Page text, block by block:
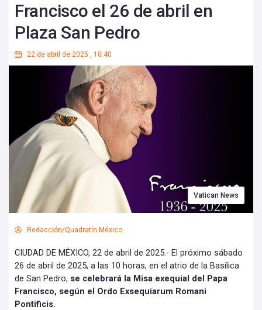
Francisco el 26 de abril en
Plaza San Pedro
22 de abril de 2025 , 10:40
Vatican News
Redacción/Quadratín México
CIUDAD DE MÉXICO, 22 de abril de 2025.- El próximo sábado
26 de abril de 2025, a las 10 horas, en el atrio de la Basílica
de San Pedro, se celebrará la Misa exequial del Papa
Francisco, según el Ordo Exsequiarum Romani
Pontificis.